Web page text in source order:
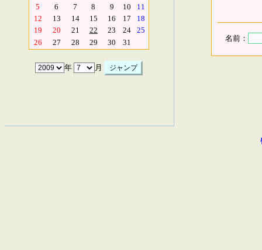
5
6 7 8 9 10
11
12
13 14 15 16 17
18
19
20 21 22 23 24
25
26
27 28 29 30 31
年 月
名前：